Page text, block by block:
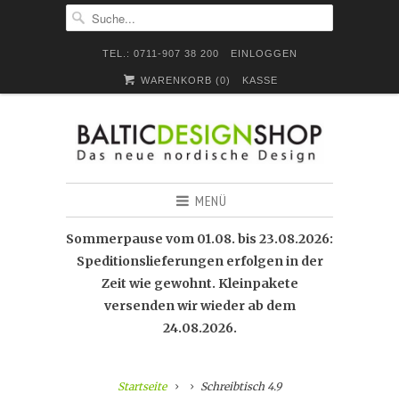
TEL.: 0711-907 38 200 EINLOGGEN
WARENKORB (0) KASSE
MENÜ
Sommerpause vom 01.08. bis 23.08.2026:
Speditionslieferungen erfolgen in der
Zeit wie gewohnt. Kleinpakete
versenden wir wieder ab dem
24.08.2026.
Startseite Schreibtisch 4.9